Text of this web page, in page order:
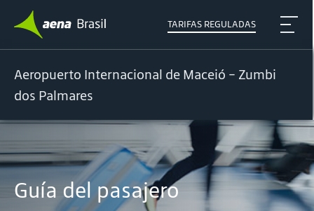
TARIFAS REGULADAS
Aeropuerto Internacional de Maceió - Zumbi
dos Palmares
Guía del pasajero